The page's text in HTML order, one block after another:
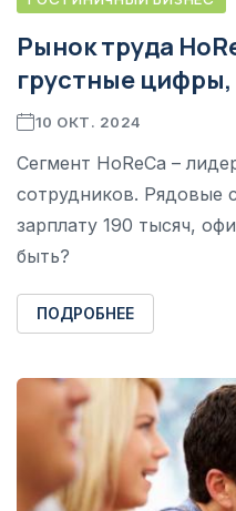
Рынок труда
грустные цифры,
10 ОКТ. 2024
Cегмент HoReCa –
сотрудников. Рядовые
зарплату 190 тысяч,
быть?
ПОДРОБНЕЕ